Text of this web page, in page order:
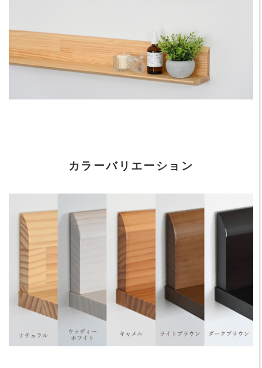
カラーバリエーション